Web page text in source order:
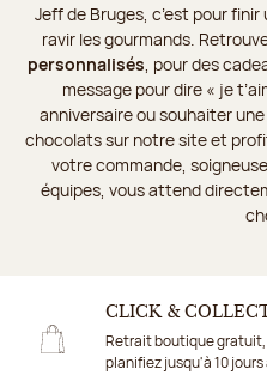
Jeff de Bruges, c’est pour
ravir les gourmands.
personnalisés , pour des
message pour dire « je
anniversaire ou souhaiter
chocolats sur notre site et
votre commande,
équipes, vous attend
CLICK &
Retrait boutique gratuit,
planifiez jusqu'à 10